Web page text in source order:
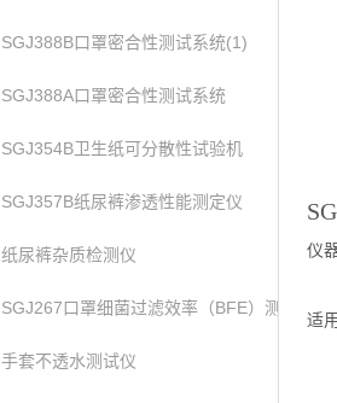
SGJ388B口罩密合性测试系统(1)
SGJ388A口罩密合性测试系统
SGJ354B卫生纸可分散性试验机
SGJ357B纸尿裤渗透性能测定仪
纸尿裤杂质检测仪
SGJ267口罩细菌过滤效率（BFE）测试仪
手套不透水测试仪
仪
适